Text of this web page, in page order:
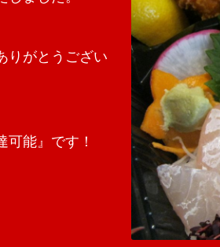
りがとうござい
能』です！